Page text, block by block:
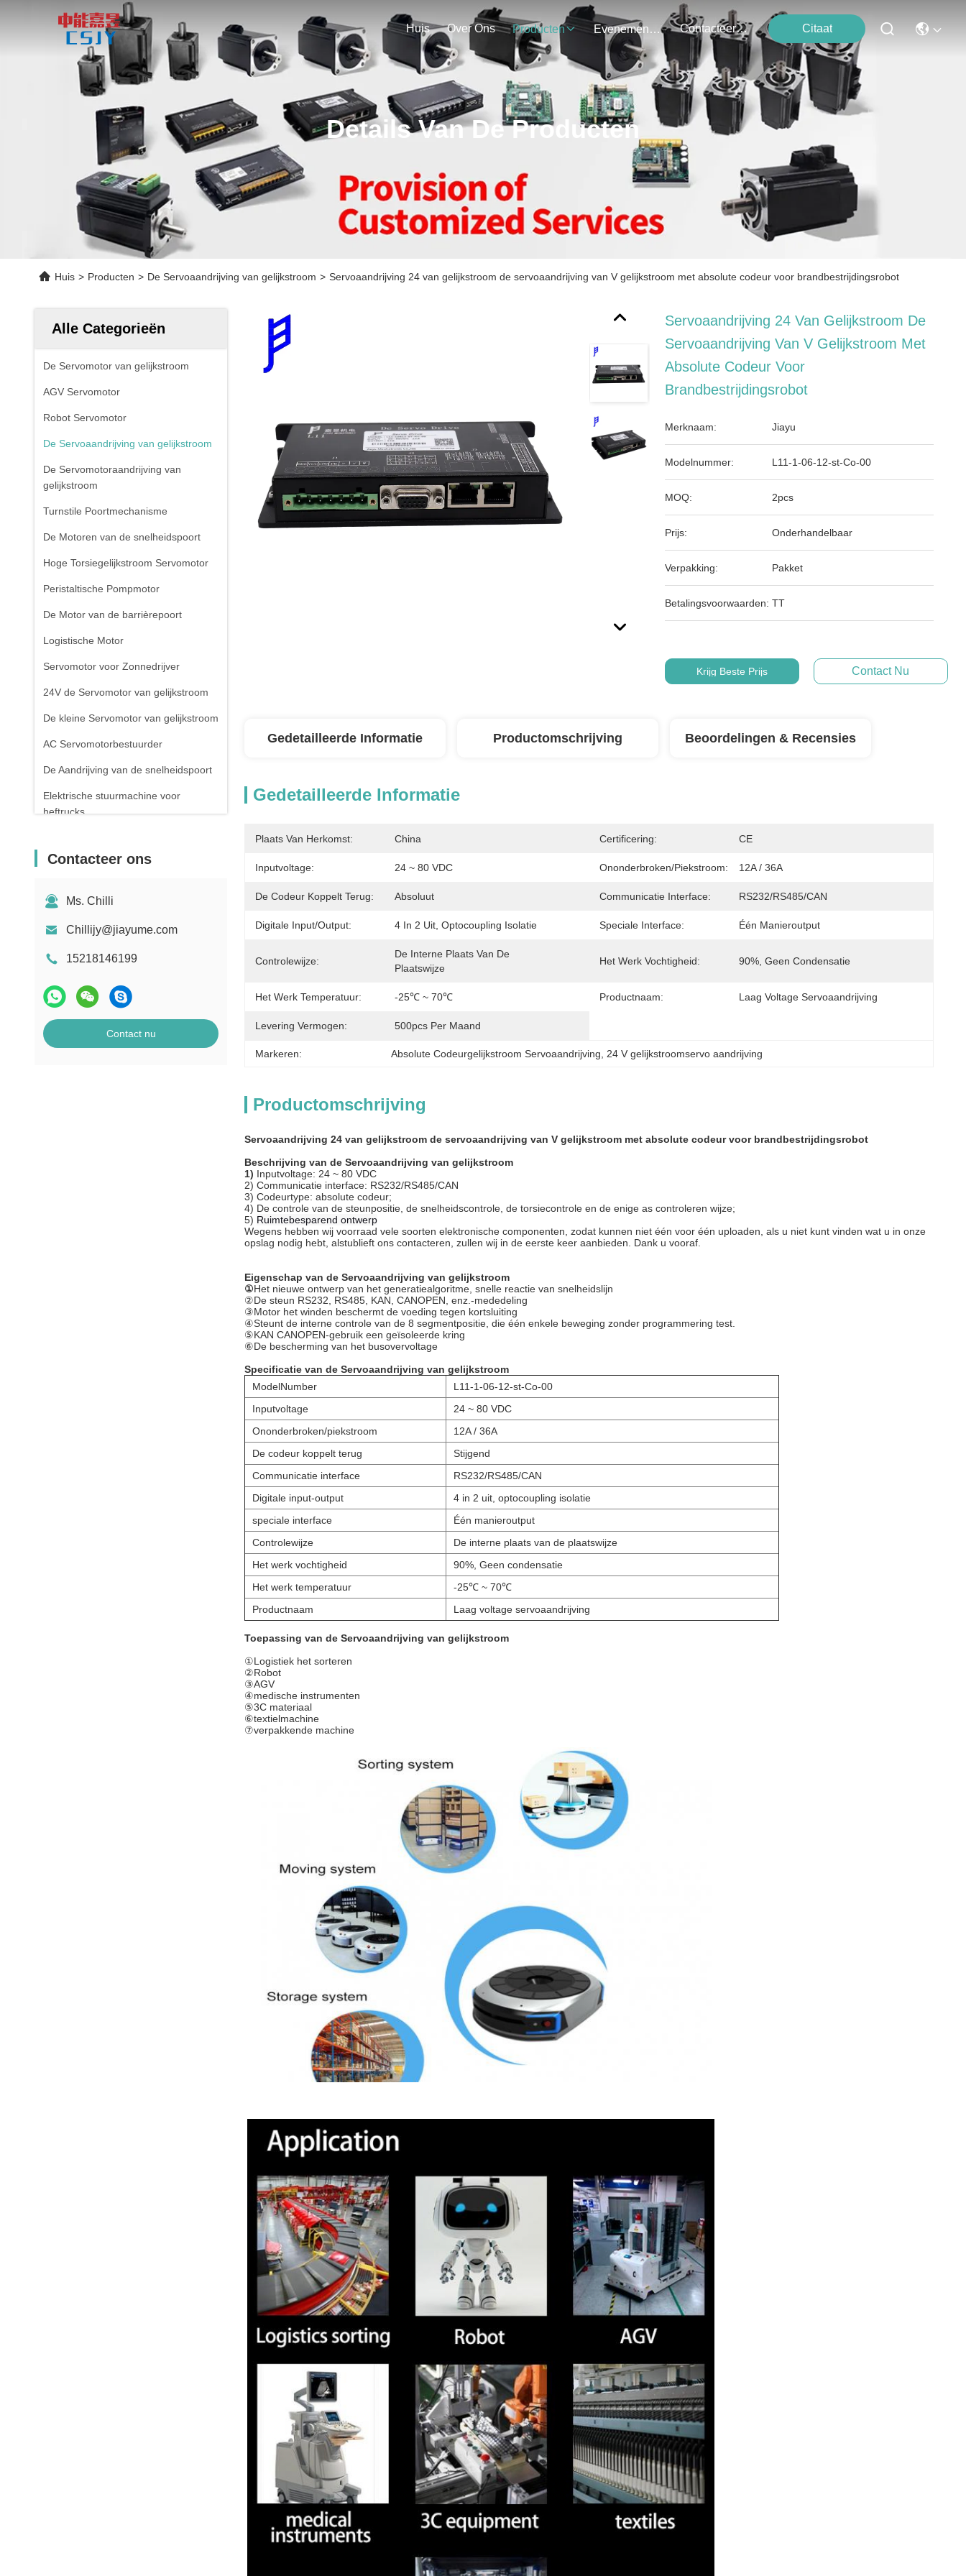
Huis Over Ons Producten Evenementen Contacteer Ons Citaat
Details Van De Producten
Huis > Producten > De Servoaandrijving van gelijkstroom > Servoaandrijving 24 van gelijkstroom de servoaandrijving van V gelijkstroom met absolute codeur voor brandbestrijdingsrobot
Alle Categorieën
De Servomotor van gelijkstroom
AGV Servomotor
Robot Servomotor
De Servoaandrijving van gelijkstroom
De Servomotoraandrijving van
gelijkstroom
Turnstile Poortmechanisme
De Motoren van de snelheidspoort
Hoge Torsiegelijkstroom Servomotor
Peristaltische Pompmotor
De Motor van de barrièrepoort
Logistische Motor
Servomotor voor Zonnedrijver
24V de Servomotor van gelijkstroom
De kleine Servomotor van gelijkstroom
AC Servomotorbestuurder
De Aandrijving van de snelheidspoort
Elektrische stuurmachine voor
heftrucks
vorkheftruckaandrijving
Contacteer ons
Ms. Chilli
Chillijy@jiayume.com
15218146199
Contact nu
Servoaandrijving 24 Van Gelijkstroom De
Servoaandrijving Van V Gelijkstroom Met
Absolute Codeur Voor
Brandbestrijdingsrobot
Merknaam: Jiayu
Modelnummer: L11-1-06-12-st-Co-00
MOQ: 2pcs
Prijs: Onderhandelbaar
Verpakking: Pakket
Betalingsvoorwaarden: TT
Krijg Beste Prijs Contact Nu
Gedetailleerde Informatie Productomschrijving Beoordelingen & Recensies
Gedetailleerde Informatie
Plaats Van Herkomst: China Certificering: CE
Inputvoltage: 24 ~ 80 VDC Ononderbroken/piekstroom: 12A / 36A
De Codeur Koppelt Terug: Absoluut Communicatie Interface: RS232/RS485/CAN
Digitale Input/output: 4 In 2 Uit, Optocoupling Isolatie Speciale Interface: Één Manieroutput
Controlewijze:
De Interne Plaats Van De
Plaatswijze
Het Werk Vochtigheid: 90%, Geen Condensatie
Het Werk Temperatuur: -25℃ ~ 70℃ Productnaam: Laag Voltage Servoaandrijving
Levering Vermogen: 500pcs Per Maand
Markeren: Absolute Codeurgelijkstroom Servoaandrijving 24 V gelijkstroomservo aandrijving
Productomschrijving
Servoaandrijving 24 van gelijkstroom de servoaandrijving van V gelijkstroom met absolute codeur voor brandbestrijdingsrobot
Beschrijving van de Servoaandrijving van gelijkstroom
1) Inputvoltage: 24 ~ 80 VDC
2) Communicatie interface: RS232/RS485/CAN
3) Codeurtype: absolute codeur;
4) De controle van de steunpositie, de snelheidscontrole, de torsiecontrole en de enige as controleren wijze;
5) Ruimtebesparend ontwerp
Wegens hebben wij voorraad vele soorten elektronische componenten, zodat kunnen niet één voor één uploaden, als u niet kunt vinden wat u in onze
opslag nodig hebt, alstublieft ons contacteren, zullen wij in de eerste keer aanbieden. Dank u vooraf.
Eigenschap van de Servoaandrijving van gelijkstroom
①Het nieuwe ontwerp van het generatiealgoritme, snelle reactie van snelheidslijn
②De steun RS232, RS485, KAN, CANOPEN, enz.-mededeling
③Motor het winden beschermt de voeding tegen kortsluiting
④Steunt de interne controle van de 8 segmentpositie, die één enkele beweging zonder programmering test.
⑤KAN CANOPEN-gebruik een geïsoleerde kring
⑥De bescherming van het busovervoltage
Specificatie van de Servoaandrijving van gelijkstroom
ModelNumber
L11-1-06-12-st-Co-00
Inputvoltage
24 ~ 80 VDC
Ononderbroken/piekstroom
12A / 36A
De codeur koppelt terug
Stijgend
Communicatie interface
RS232/RS485/CAN
Digitale input-output
4 in 2 uit, optocoupling isolatie
speciale interface
Één manieroutput
Controlewijze
De interne plaats van de plaatswijze
Het werk vochtigheid
90%, Geen condensatie
Het werk temperatuur
-25℃ ~ 70℃
Productnaam
Laag voltage servoaandrijving
Toepassing van de Servoaandrijving van gelijkstroom
①Logistiek het sorteren
②Robot
③AGV
④medische instrumenten
⑤3C materiaal
⑥textielmachine
⑦verpakkende machine